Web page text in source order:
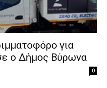
για
ο Δήμος Βύρωνα
0